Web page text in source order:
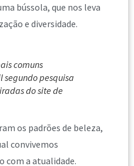
bússola, que nos leva
e diversidade.
comuns
segundo pesquisa
do site de
os padrões de beleza,
convivemos
com a atualidade.